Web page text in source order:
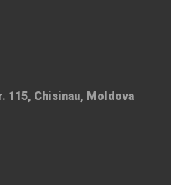
115, Chisinau, Moldova